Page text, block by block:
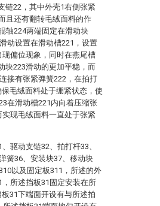
链22，其中外壳1右侧张紧
且还有翻转毛绒面料的作
轴224两端固定在滑动块
动设置在滑动槽221，设置
偏位现象，同时在燕尾槽
块223滑动的更加平稳，而
接有张紧弹簧222，在拍打
毛绒面料处于绷紧状态，使
在滑动槽221内向着压缩张
现毛绒面料一直处于张紧
驱动支链32、拍打杆33、
簧36、安装块37、移动块
以及固定板311，所述的外
所述挡板31固定安装在所
31下端面开设有与所述拍